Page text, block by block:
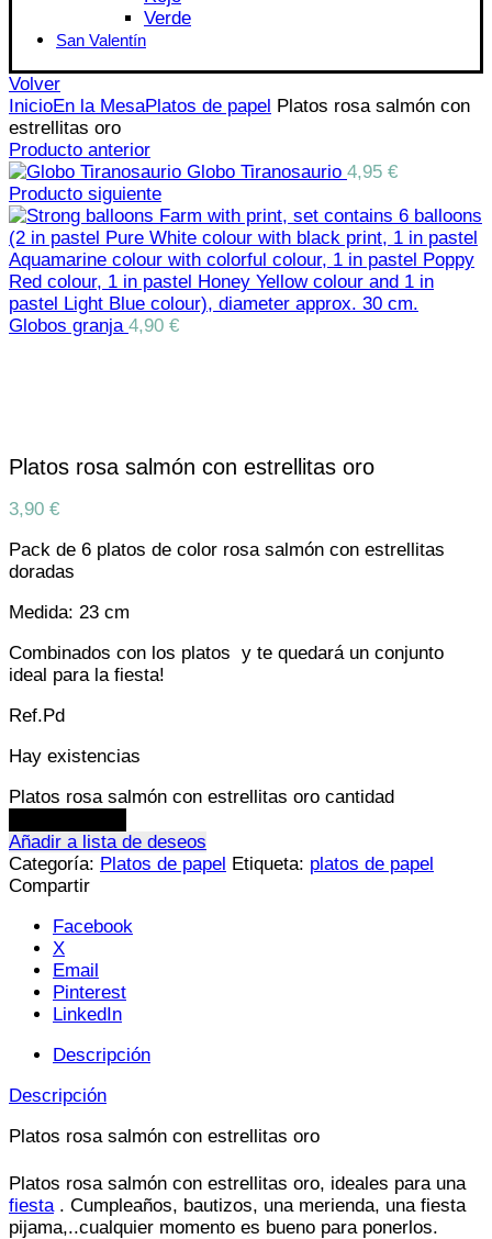
Verde
San Valentín
Volver
InicioEn la MesaPlatos de papel Platos rosa salmón con
estrellitas oro
Producto anterior
Globo Tiranosaurio 4,95 €
Producto siguiente
Globos granja 4,90 €
Platos rosa salmón con estrellitas oro
3,90 €
Pack de 6 platos de color rosa salmón con estrellitas
doradas
Medida: 23 cm
Combinados con los platos y te quedará un conjunto
ideal para la fiesta!
Ref.Pd
Hay existencias
Platos rosa salmón con estrellitas oro cantidad
Añadir a lista de deseos
Categoría: Platos de papel Etiqueta: platos de papel
Compartir
Facebook
X
Email
Pinterest
LinkedIn
Descripción
Descripción
Platos rosa salmón con estrellitas oro
Platos rosa salmón con estrellitas oro, ideales para una
fiesta. Cumpleaños, bautizos, una merienda, una fiesta
pijama,..cualquier momento es bueno para ponerlos.